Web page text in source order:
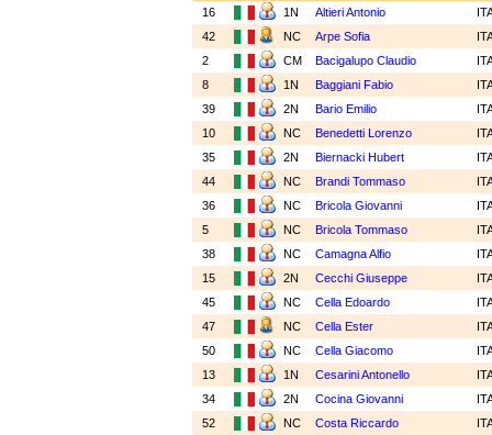
16
1N Altieri Antonio
42
NC Arpe Sofia
2
CM Bacigalupo Claudio
8
1N Baggiani Fabio
39
2N Bario Emilio
10
NC Benedetti Lorenzo
35
2N Biernacki Hubert
44
NC Brandi Tommaso
36
NC Bricola Giovanni
5
NC Bricola Tommaso
38
NC Camagna Alfio
15
2N Cecchi Giuseppe
45
NC Cella Edoardo
47
NC Cella Ester
50
NC Cella Giacomo
13
1N Cesarini Antonello
34
2N Cocina Giovanni
52
NC Costa Riccardo